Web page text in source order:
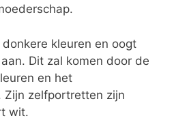
kleuren en oogt
Dit zal komen door de
en het
Zijn zelfportretten zijn
wit.